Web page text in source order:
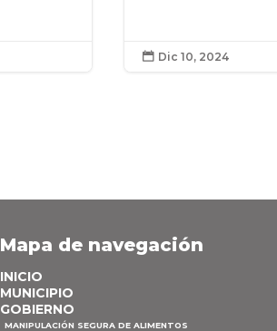
 Dic 10, 2024
Mapa de navegación
INICIO
MUNICIPIO
GOBIERNO
MANIPULACIÓN SEGURA DE ALIMENTOS